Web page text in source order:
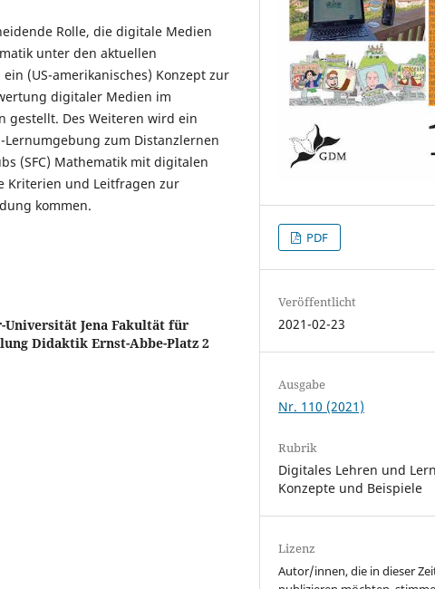
Rolle, die digitale Medien
unter den aktuellen
(US-amerikanisches) Konzept zur
digitaler Medien im
gestellt. Des Weiteren wird ein
zum Distanzlernen
(SFC) Mathematik mit digitalen
Kriterien und Leitfragen zur
kommen.
Jena Fakultät für
Didaktik Ernst-Abbe-Platz 2
PDF
Veröffentlicht
2021-02-23
Ausgabe
Nr. 110 (2021)
Rubrik
Digitales Lehren und
Konzepte und Beispiele
Lizenz
Autor/innen, die in dieser